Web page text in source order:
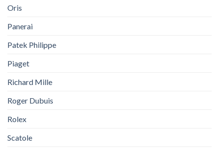
Oris
Panerai
Patek Philippe
Piaget
Richard Mille
Roger Dubuis
Rolex
Scatole